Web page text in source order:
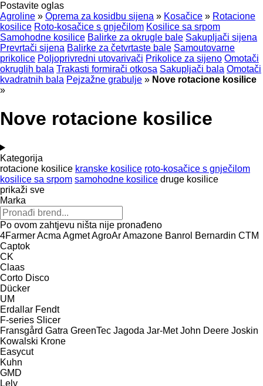
Postavite oglas
Agroline » Oprema za kosidbu sijena » Kosačice » Rotacione
kosilice Roto-kosačice s gnječilom Kosilice sa srpom
Samohodne kosilice Balirke za okrugle bale Sakupljači sijena
Prevrtači sijena Balirke za četvrtaste bale Samoutovarne
prikolice Poljoprivredni utovarivači Prikolice za sijeno Omotači
okruglih bala Trakasti formirači otkosa Sakupljači bala Omotači
kvadratnih bala Pejzažne grabulje » Nove rotacione kosilice
»
Nove rotacione kosilice
Kategorija
rotacione kosilice kranske kosilice roto-kosačice s gnječilom
kosilice sa srpom samohodne kosilice druge kosilice
prikaži sve
Marka
Po ovom zahtjevu ništa nije pronađeno
4FarmerAcma AgmetAgroArAmazone Banrol Bernardin CTM
Captok
CK
Claas
Corto Disco
Dücker
UM
Erdallar Fendt
F-series Slicer
Fransgård Gatra GreenTec Jagoda Jar-Met John Deere Joskin
Kowalski Krone
Easycut
Kuhn
GMD
Lely